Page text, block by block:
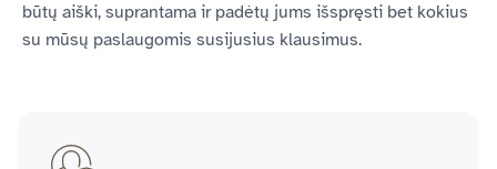
būtų aiški, suprantama ir padėtų jums išspręsti bet kokius
su mūsų paslaugomis susijusius klausimus.